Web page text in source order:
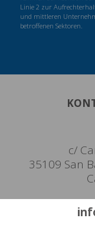
Linie 2 zur
und mittleren
betroffenen Sektoren.
c/
35109 San